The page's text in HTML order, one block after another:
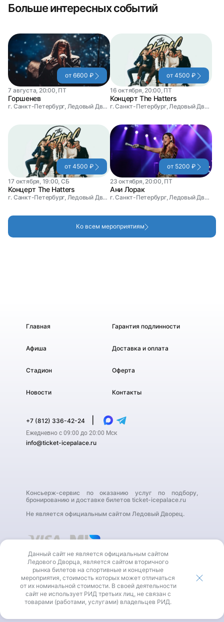
Больше интересных событий
от 6600 ₽
7 августа, 20:00, ПТ
Горшенев
г. Санкт-Петербург, Ледовый Дворец
от 4500 ₽
16 октября, 20:00, ПТ
Концерт The Hatters
г. Санкт-Петербург, Ледовый Дворец
от 4500 ₽
17 октября, 19:00, СБ
Концерт The Hatters
г. Санкт-Петербург, Ледовый Дворец
от 5200 ₽
23 октября, 20:00, ПТ
Ани Лорак
г. Санкт-Петербург, Ледовый Дворец
Ко всем мероприятиям
Главная
Афиша
Стадион
Новости
Гарантия подлинности
Доставка и оплата
Оферта
Контакты
+7 (812) 336-42-24
Ежедневно с 09:00 до 20:00 Мск
info@ticket-icepalace.ru
Консьерж-сервис по оказанию услуг по подбору,
бронированию и доставке билетов ticket-icepalace.ru
Не является официальным сайтом Ледовый Дворец.
В своей деятельности сайт не использует РИД третьих
лиц, не связан с товарами (работами, услугами)
владельцев РИД.
Данный сайт не является официальным сайтом
Ледового Дворца, является сайтом вторичного
рынка билетов на спортивные и концертные
мероприятия, стоимость которых может отличаться
от их номинальной стоимости. В своей деятельности
сайт не использует РИД третьих лиц, не связан с
товарами (работами, услугами) владельцев РИД.